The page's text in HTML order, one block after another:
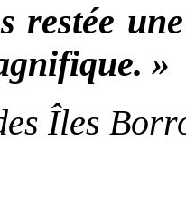
restée
»
Îles